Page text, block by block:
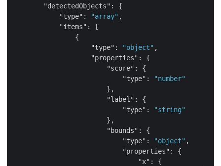
"detectedObjects" : {
"type" : "array" ,
"items" : [
                {
"type" : "object" ,
"properties" : {
"score" : {
"type" :
"number"
                        },
"label" : {
"type" :
"string"
                        },
"bounds" : {
"type" : "object" ,
"properties" : {
"x" : {